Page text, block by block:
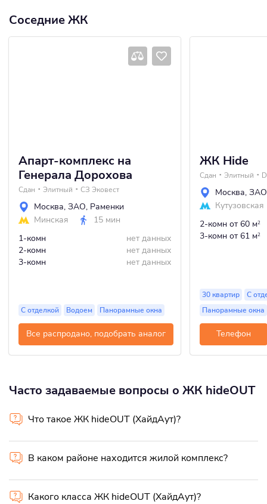
Соседние ЖК
Апарт-комплекс на
Генерала Дорохова
Сдан Элитный СЗ Эковест
Москва, ЗАО, Раменки
Минская
15 мин
1-комн
нет данных
2-комн
нет данных
3-комн
нет данных
С отделкой Водоем Панорамные окна
Все распродано, подобрать аналог
ЖК Hide
Сдан Элитный
Москва, ЗАО
Кутузовская
2-комн от 60 м2
3-комн от 61 м2
30 квартир
С
Панорамные окна
Телефон
Часто задаваемые вопросы о ЖК hideOUT
Что такое ЖК hideOUT (ХайдАут)?
В каком районе находится жилой комплекс?
Какого класса ЖК hideOUT (ХайдАут)?